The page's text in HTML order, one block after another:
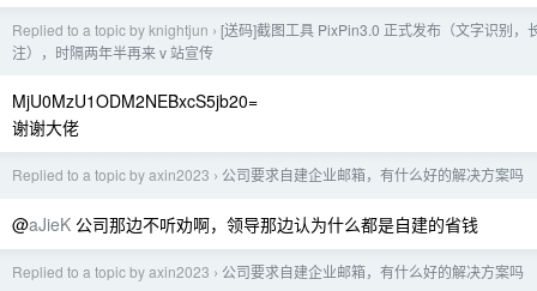
Replied to a topic by knightjun › [送码]截图工具 PixPin3.0 正式发布（文字识别，
注），时隔两年半再来 v 站宣传
MjU0MzU1ODM2NEBxcS5jb20=
谢谢大佬
Replied to a topic by axin2023 › 公司要求自建企业邮箱，有什么好的解决方案吗
@aJieK 公司那边不听劝啊，领导那边认为什么都是自建的省钱
Replied to a topic by axin2023 › 公司要求自建企业邮箱，有什么好的解决方案吗